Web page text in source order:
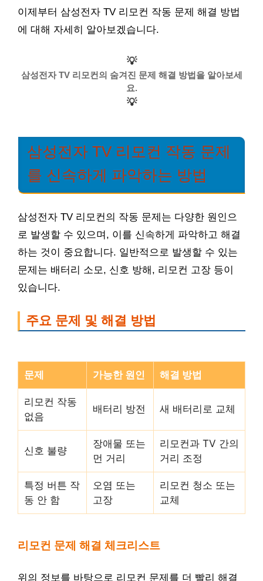
이제부터 삼성전자 TV 리모컨 작동 문제 해결 방법
에 대해 자세히 알아보겠습니다.
💡
삼성전자 TV 리모컨의 숨겨진 문제 해결 방법을 알아보세
요.
💡
삼성전자 TV 리모컨 작동 문제
를 신속하게 파악하는 방법
삼성전자 TV 리모컨의 작동 문제는 다양한 원인으
로 발생할 수 있으며, 이를 신속하게 파악하고 해결
하는 것이 중요합니다. 일반적으로 발생할 수 있는
문제는 배터리 소모, 신호 방해, 리모컨 고장 등이
있습니다.
주요 문제 및 해결 방법
문제 가능한 원인 해결 방법
리모컨 작동
없음
배터리 방전 새 배터리로 교체
신호 불량
장애물 또는
먼 거리
리모컨과 TV 간의
거리 조정
특정 버튼 작
동 안 함
오염 또는
고장
리모컨 청소 또는
교체
리모컨 문제 해결 체크리스트
위의 정보를 바탕으로 리모컨 문제를 더 빨리 해결